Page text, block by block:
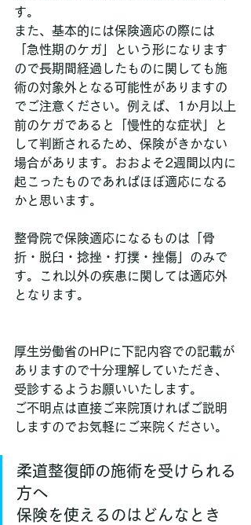
す。
また、基本的には保険適応の際には
「急性期のケガ」という形になります
ので長期間経過したものに関しても施
術の対象外となる可能性がありますの
でご注意ください。例えば、1か月以上
前のケガであると「慢性的な症状」と
して判断されるため、保険がきかない
場合があります。おおよそ2週間以内に
起こったものであればほぼ適応になる
かと思います。
整骨院で保険適応になるものは「骨
折・脱臼・捻挫・打撲・挫傷」のみで
す。これ以外の疾患に関しては適応外
となります。
厚生労働省のHPに下記内容での記載が
ありますので十分理解していただき、
受診するようお願いいたします。
ご不明点は直接ご来院頂ければご説明
しますのでお気軽にご来院ください。
柔道整復師の施術を受けられる
方へ
保険を使えるのはどんなとき